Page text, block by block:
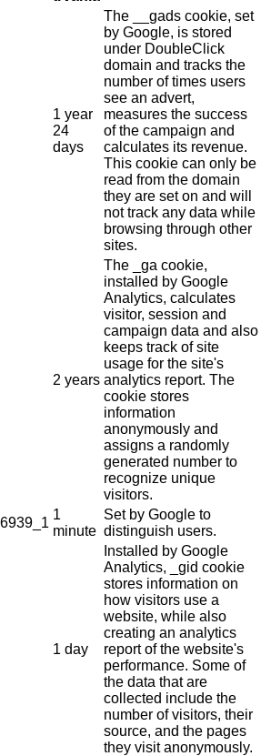
1 year
24
days
The __gads cookie, set
by Google, is stored
under DoubleClick
domain and tracks the
number of times users
see an advert,
measures the success
of the campaign and
calculates its revenue.
This cookie can only be
read from the domain
they are set on and will
not track any data while
browsing through other
sites.
2 years
The _ga cookie,
installed by Google
Analytics, calculates
visitor, session and
campaign data and also
keeps track of site
usage for the site's
analytics report. The
cookie stores
information
anonymously and
assigns a randomly
generated number to
recognize unique
visitors.
1
minute
Set by Google to
distinguish users.
1 day
Installed by Google
Analytics, _gid cookie
stores information on
how visitors use a
website, while also
creating an analytics
report of the website's
performance. Some of
the data that are
collected include the
number of visitors, their
source, and the pages
they visit anonymously.